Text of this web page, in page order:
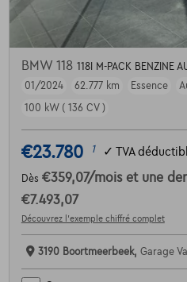
BMW 118 118I M-PACK BENZINE
01/2024
62.777 km Essence
100 kW ( 136 CV )
€23.780 1 ✓ TVA
Dès €359,07/mois et une
€7.493,07
Découvrez l’exemple chiffré complet
3190 Boortmeerbeek, Garage